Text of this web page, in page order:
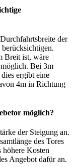
der
Breit ist, wäre
Bei 3m
ergibt eine
4m in Richtung
möglich?
der Steigung an.
des Tores
höhere Kosten
Angebot dafür an.